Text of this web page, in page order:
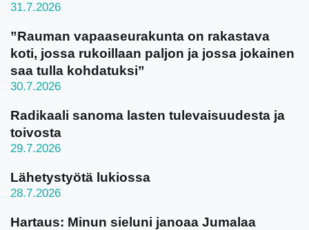
31.7.2026
”Rauman vapaaseurakunta on rakastava
koti, jossa rukoillaan paljon ja jossa jokainen
saa tulla kohdatuksi”
30.7.2026
Radikaali sanoma lasten tulevaisuudesta ja
toivosta
29.7.2026
Lähetystyötä lukiossa
28.7.2026
Hartaus: Minun sieluni janoaa Jumalaa